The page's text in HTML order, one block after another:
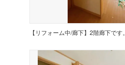
【リフォーム中/廊下】2階廊下です。